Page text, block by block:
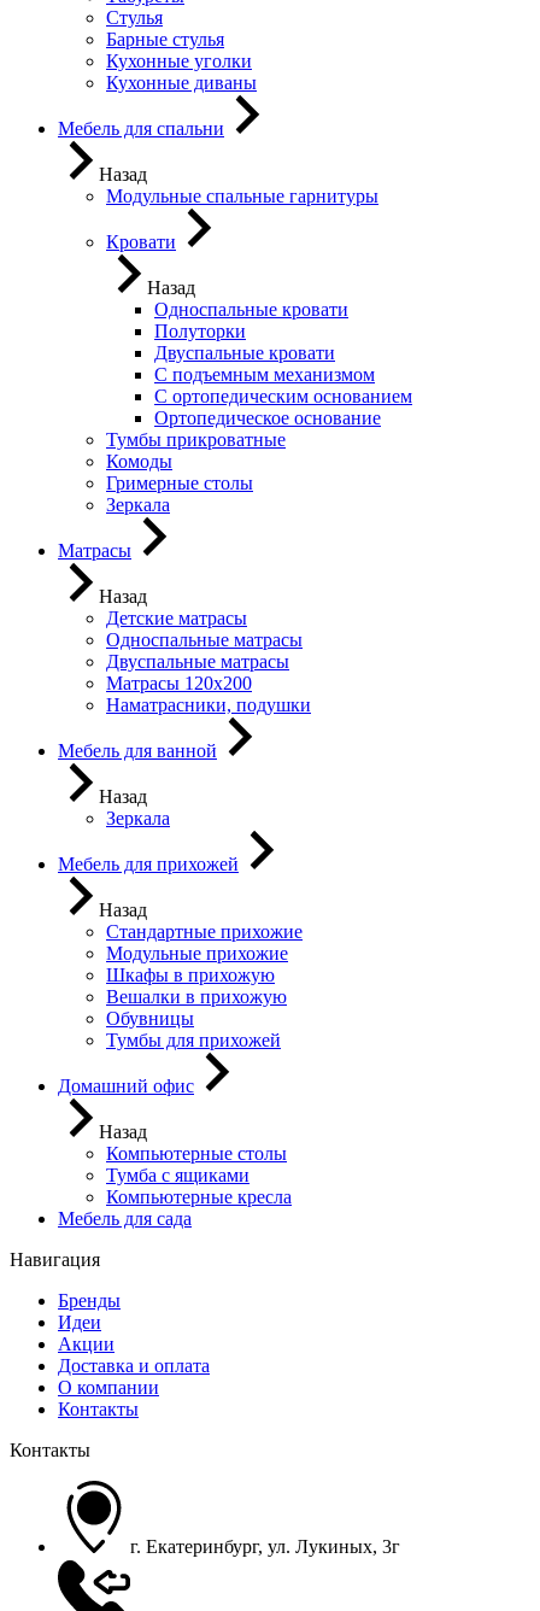
Стулья
Барные стулья
Кухонные уголки
Кухонные диваны
Мебель для спальни
Назад
Модульные спальные гарнитуры
Кровати
Назад
Односпальные кровати
Полуторки
Двуспальные кровати
С подъемным механизмом
С ортопедическим основанием
Ортопедическое основание
Тумбы прикроватные
Комоды
Гримерные столы
Зеркала
Матрасы
Назад
Детские матрасы
Односпальные матрасы
Двуспальные матрасы
Матрасы 120х200
Наматрасники, подушки
Мебель для ванной
Назад
Зеркала
Мебель для прихожей
Назад
Стандартные прихожие
Модульные прихожие
Шкафы в прихожую
Вешалки в прихожую
Обувницы
Тумбы для прихожей
Домашний офис
Назад
Компьютерные столы
Тумба с ящиками
Компьютерные кресла
Мебель для сада
Навигация
Бренды
Идеи
Акции
Доставка и оплата
О компании
Контакты
Контакты
г. Екатеринбург, ул. Лукиных, 3г